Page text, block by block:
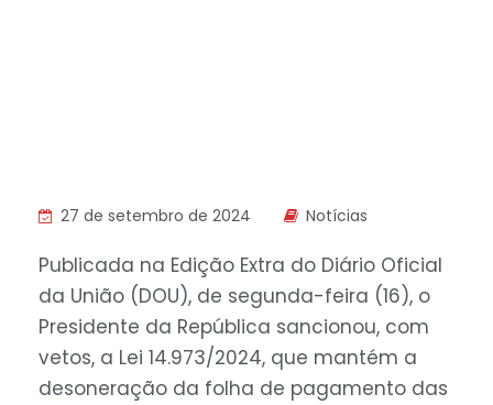
27 de setembro de 2024 Notícias
Publicada na Edição Extra do Diário Oficial
da União (DOU), de segunda-feira (16), o
Presidente da República sancionou, com
vetos, a Lei 14.973/2024, que mantém a
desoneração da folha de pagamento das